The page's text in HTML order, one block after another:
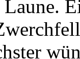
Laune.